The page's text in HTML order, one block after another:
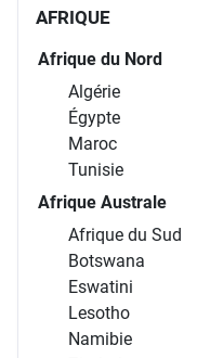
AFRIQUE
Afrique du Nord
Algérie
Égypte
Maroc
Tunisie
Afrique Australe
Afrique du Sud
Botswana
Eswatini
Lesotho
Namibie